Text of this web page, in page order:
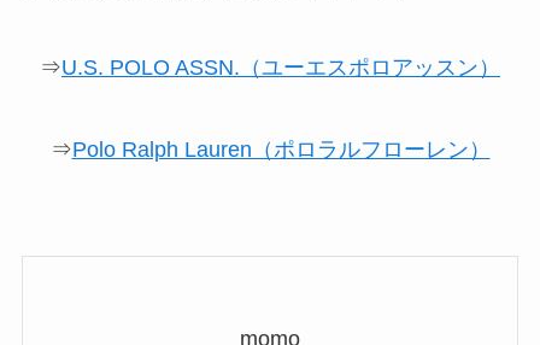
⇒U.S. POLO ASSN.（ユーエスポロアッスン）
⇒Polo Ralph Lauren（ポロラルフローレン）
momo